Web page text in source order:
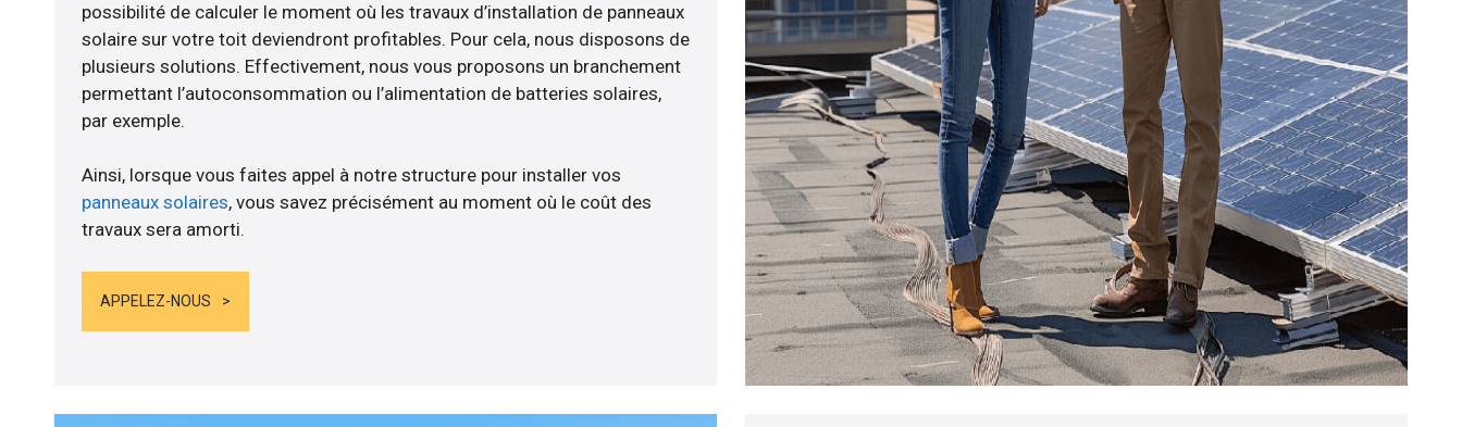
possibilité de calculer le moment où les travaux d’installation de panneaux
solaire sur votre toit deviendront profitables. Pour cela, nous disposons de
plusieurs solutions. Effectivement, nous vous proposons un branchement
permettant l’autoconsommation ou l’alimentation de batteries solaires,
par exemple.
Ainsi, lorsque vous faites appel à notre structure pour installer vos
panneaux solaires, vous savez précisément au moment où le coût des
travaux sera amorti.
APPELEZ-NOUS